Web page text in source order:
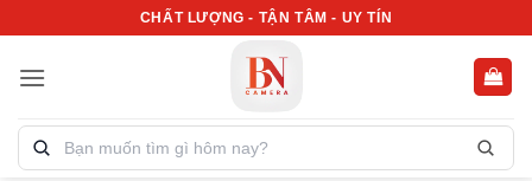
nội
CHẤT LƯỢNG - TẬN TÂM - UY TÍN
Tìm
kiếm